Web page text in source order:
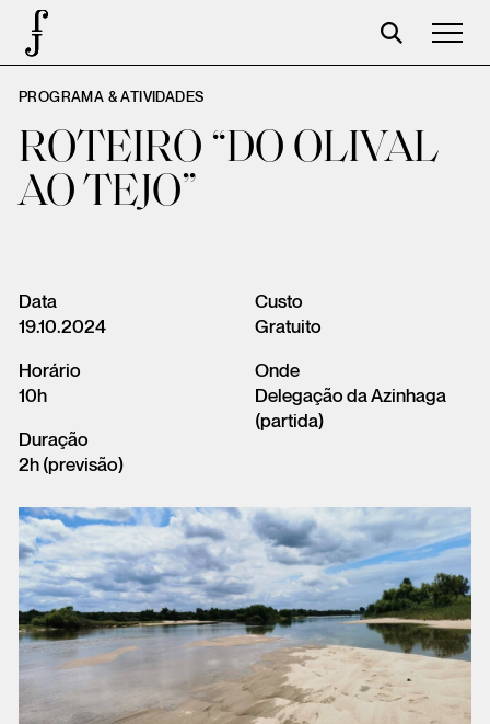
José Saramago
Programación
La Fundación
Centenario
Tienda
Carrito
Acceso
PROGRAMA & ATIVIDADES
ROTEIRO “DO OLIVAL
AO TEJO”
Data
19.10.2024
Horário
10h
Duração
2h (previsão)
Custo
Gratuito
Onde
Delegação da Azinhaga
(partida)